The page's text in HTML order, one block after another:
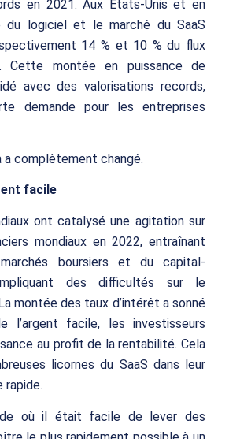
en 2021. Aux États-Unis et en
du logiciel et le marché du SaaS
14 % et 10 % du flux
Cette montée en puissance de
avec des valorisations records,
demande pour les entreprises
a complètement changé.
facile
ont catalysé une agitation sur
mondiaux en 2022, entraînant
boursiers et du capital-
des difficultés sur le
montée des taux d’intérêt a sonné
l’argent facile, les investisseurs
au profit de la rentabilité. Cela
licornes du SaaS dans leur
rapide.
où il était facile de lever des